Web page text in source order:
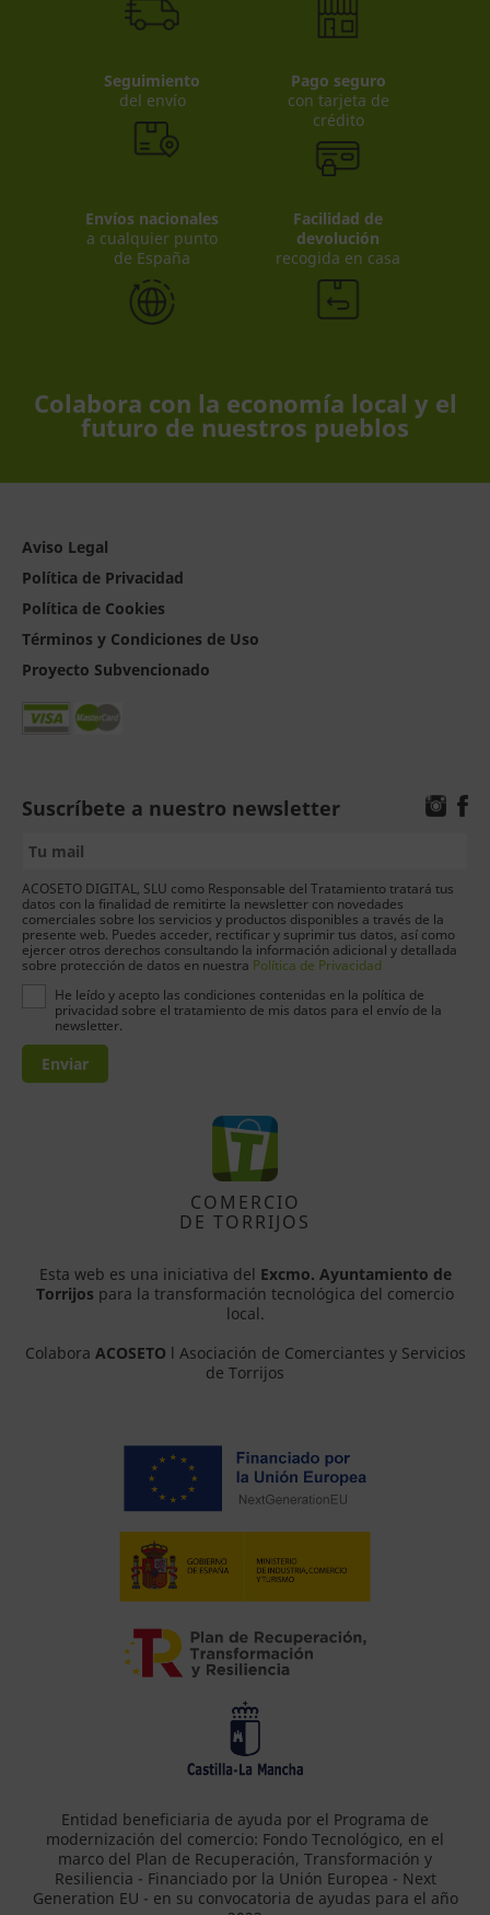
Seguimiento
del envío
Pago seguro
con tarjeta de
crédito
Envíos nacionales
a cualquier punto
de España
Facilidad de
devolución
recogida en casa
Colabora con la economía local y el
futuro de nuestros pueblos
Aviso Legal
Política de Privacidad
Política de Cookies
Términos y Condiciones de Uso
Proyecto Subvencionado
Suscríbete a nuestro newsletter
ACOSETO DIGITAL, SLU como Responsable del Tratamiento tratará tus
datos con la finalidad de remitirte la newsletter con novedades
comerciales sobre los servicios y productos disponibles a través de la
presente web. Puedes acceder, rectificar y suprimir tus datos, así como
ejercer otros derechos consultando la información adicional y detallada
sobre protección de datos en nuestra Política de Privacidad
He leído y acepto las condiciones contenidas en la política de
privacidad sobre el tratamiento de mis datos para el envío de la
newsletter.
Enviar
COMERCIO
DE TORRIJOS
Esta web es una iniciativa del Excmo. Ayuntamiento de
Torrijos para la transformación tecnológica del comercio
local.
Colabora ACOSETO l Asociación de Comerciantes y Servicios
de Torrijos
Entidad beneficiaria de ayuda por el Programa de
modernización del comercio: Fondo Tecnológico, en el
marco del Plan de Recuperación, Transformación y
Resiliencia - Financiado por la Unión Europea - Next
Generation EU - en su convocatoria de ayudas para el año